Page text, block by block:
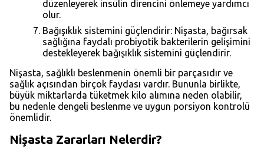
düzenleyerek insülin direncini önlemeye yardımcı
olur.
Bağışıklık sistemini güçlendirir: Nişasta, bağırsak
sağlığına faydalı probiyotik bakterilerin gelişimini
destekleyerek bağışıklık sistemini güçlendirir.
Nişasta, sağlıklı beslenmenin önemli bir parçasıdır ve
sağlık açısından birçok faydası vardır. Bununla birlikte,
büyük miktarlarda tüketmek kilo alımına neden olabilir,
bu nedenle dengeli beslenme ve uygun porsiyon kontrolü
önemlidir.
Nişasta Zararları Nelerdir?